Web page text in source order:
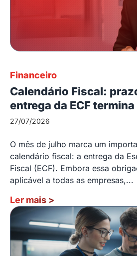
Financeiro
Calendário Fiscal:
entrega da ECF
27/07/2026
O mês de julho marca um
calendário fiscal: a entrega da
Fiscal (ECF). Embora essa
aplicável a todas as empresas,...
Ler mais >